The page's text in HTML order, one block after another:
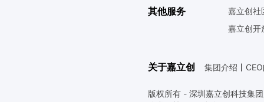
其他服务
嘉立创社
嘉立创开
关于嘉立创 集团介绍 丨
版权所有 - 深圳嘉立创科技集